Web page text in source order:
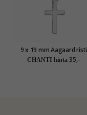
9 x 19 mm Aagaard risti
riipus jossa on ketju
CHANTI hinta 35,-